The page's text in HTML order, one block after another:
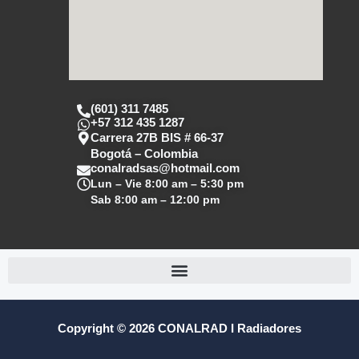
(601) 311 7485
+57 312 435 1287
Carrera 27B BIS # 66-37
Bogotá – Colombia
conalradsas@hotmail.com
Lun – Vie 8:00 am – 5:30 pm
Sab 8:00 am – 12:00 pm
Copyright © 2026 CONALRAD I Radiadores